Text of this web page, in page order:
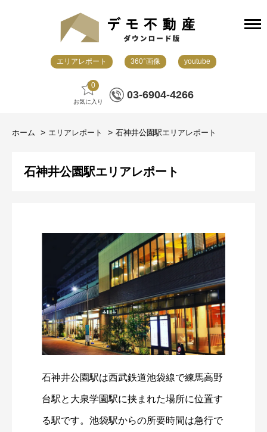
エリアレポート 360°画像 youtube
0
お気に入り
03-6904-4266
ホーム エリアレポート 石神井公園駅エリアレポート
石神井公園駅エリアレポート
石神井公園駅は西武鉄道池袋線で練馬高野
台駅と大泉学園駅に挟まれた場所に位置す
る駅です。池袋駅からの所要時間は急行で